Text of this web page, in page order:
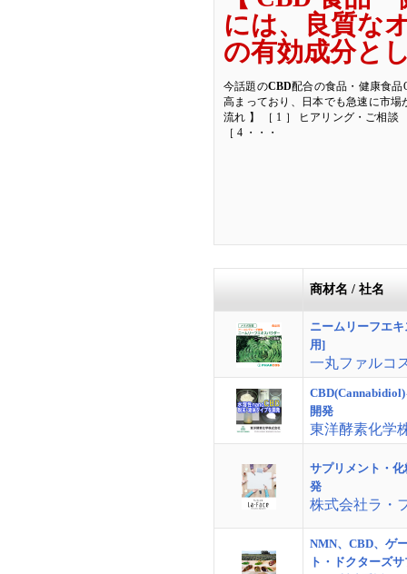
には、良質な
の有効成分と
今話題のCBD配合の食品・健康食
高まっており、日本でも急速に市
流れ 】 ［ 1 ］ ヒアリング・ご相談
［ 4 ・・・
商材名 / 社名
ニームリーフエ
用]
一丸ファルコ
開発
東洋酵素化学
サプリメント・
発
株式会社ラ・
NMN、CBD、ゲ
ト・ドクターズ